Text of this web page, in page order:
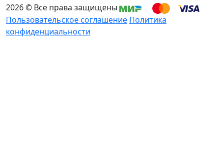
2026 © Все права защищены
Пользовательское соглашение Политика
конфиденциальности